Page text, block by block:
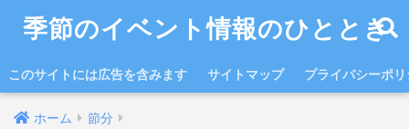
季節のイベント情報のひととき
このサイトには広告を含みます サイトマップ プライバシーポ
ホーム 節分